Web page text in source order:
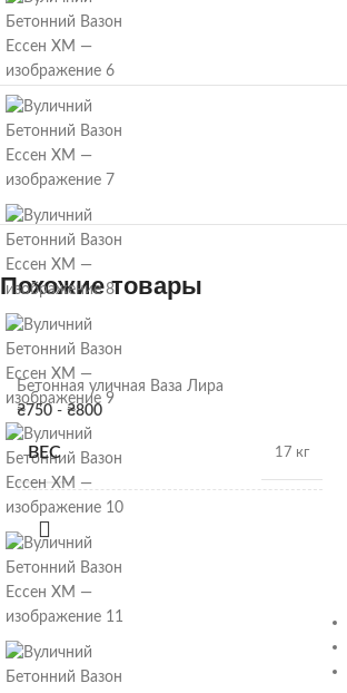
Похожие товары
Бетонная уличная Ваза Лира
₴750 - ₴800
ВЕС 17 кг
РАЗМЕРЫ
ПОКРАСКА
ДЕКОРА